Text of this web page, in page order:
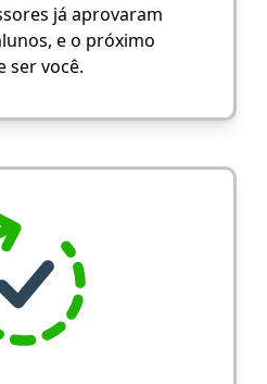
já aprovaram
e o próximo
ser você.